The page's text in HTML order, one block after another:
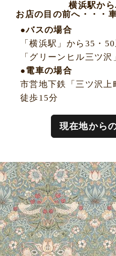
横浜駅か
お店の目の前へ・・・
●バスの場合
「横浜駅」から35・
「グリーンヒル三ツ
●電車の場合
市営地下鉄「三ツ沢上
徒歩15分
現在地から